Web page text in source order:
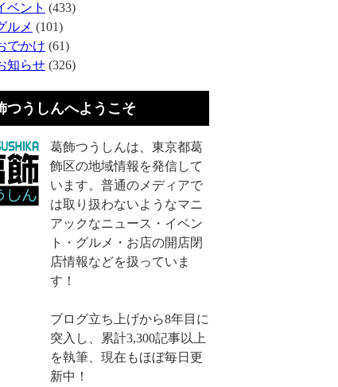
ベント (433)
ルメ (101)
でかけ (61)
知らせ (326)
つうしんへようこそ
葛飾つうしんは、東京都葛
飾区の地域情報を発信して
います。普通のメディアで
は取り扱わないようなマニ
アックなニュース・イベン
ト・グルメ・お店の開店閉
店情報などを扱っていま
す！
ブログ立ち上げから8年目に
突入し、累計3,300記事以上
を執筆、現在もほぼ毎日更
新中！